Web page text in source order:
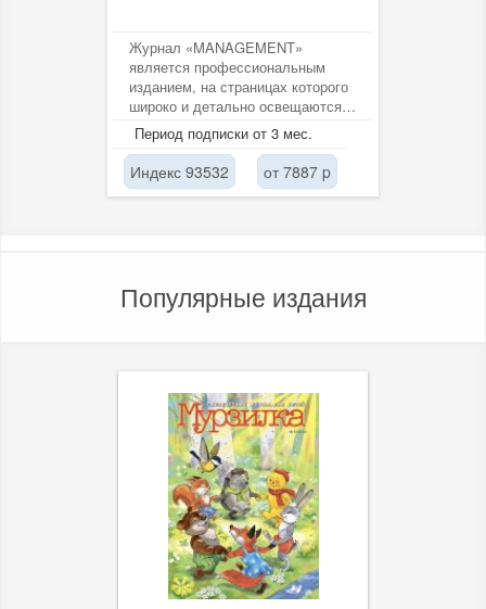
Журнал «MANAGEMENT»
является профессиональным
изданием, на страницах которого
широко и детально освещаются
вопросы эффективного
применения ISO 9001,...
Период подписки от 3 мес.
Индекс 93532 от 7887 p
Популярные издания